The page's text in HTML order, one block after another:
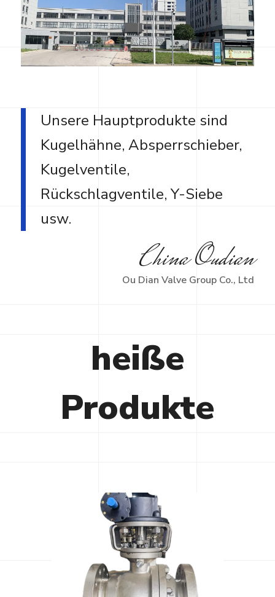
Unsere Hauptprodukte sind
Kugelhähne, Absperrschieber,
Kugelventile,
Rückschlagventile, Y-Siebe
usw.
China Oudian
Ou Dian Valve Group Co., Ltd
heiße
Produkte